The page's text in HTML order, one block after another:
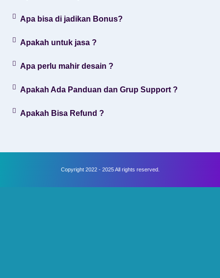
Apa bisa di jadikan Bonus?
Apakah untuk jasa ?
Apa perlu mahir desain ?
Apakah Ada Panduan dan Grup Support ?
Apakah Bisa Refund ?
Copyright 2022 - 2025 All rights reserved.